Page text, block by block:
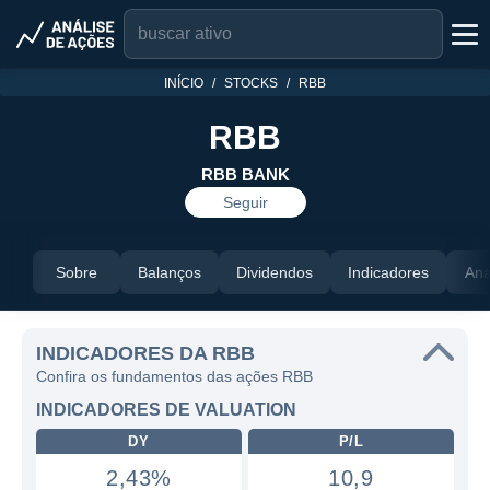
INÍCIO STOCKS RBB
RBB
RBB BANK
Seguir
Sobre Balanços Dividendos Indicadores
INDICADORES DA RBB
Confira os fundamentos das ações RBB
INDICADORES DE VALUATION
DY
2,43%
P/L
10,9